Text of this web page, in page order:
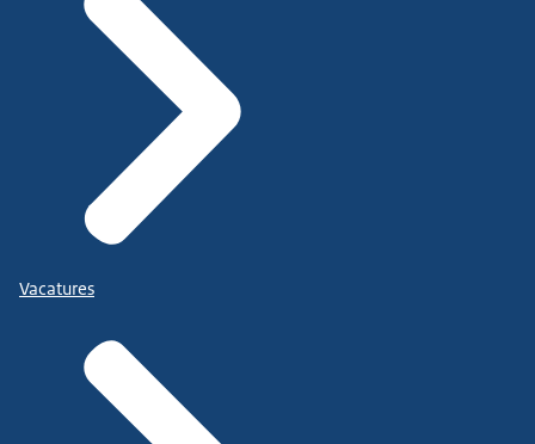
Vacatures